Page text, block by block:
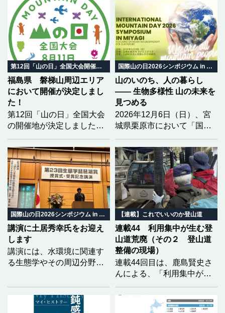
め、香川大会の開催趣旨を
踏まえた「大会テーマ」と
「ロゴマーク」の募集を開
始しました。どなたでも応
募可能（団体は除く）で
す。学生の方々も、奮って
応募してください！
第12回「山の日」全国大会開催地決定
福島県 磐梯山周辺エリア
において開催が決定しまし
た！
第12回「山の日」全国大会
の開催地が決定しました！
回大会開催地を「福島県
北塩原村 磐梯町 猪苗代
町」とし、開催地決定を通
知いたしました。
国際山の日2026シンポジウム in みやぎ
山のいのち、人の暮らし
―― 生物多様性 山の未来を
見つめる
2026年12月6日（日）、宮
城県栗原市において「国際
みやぎ」を開催いたしま
す。 今年のテーマは「生物
多様性」。 気候変動という
大きな揺らぎの中で、山と
いのちがどう繋がり、私た
ちの暮らしがどう変わって
いくのか。 地域の自然と暮
らしから、山の未来を共に
考えます。
国際山の日2026シンポジウム in みやぎ
講演に土居秀幸氏をお迎え
します
講演には、水環境に関連す
る生態学やその周辺分野で
された土居秀幸氏（京都大
学大学院情報学研究科教
【連載】これでいいのか登山道
連載44 利用集中が生む登
山道荒廃（その２ 登山道
整備の現場）
連載44回目は、鹿島賢史さ
んによる、「利用集中が生
なります。福島県の安達太
良山を事例に、前回は登山